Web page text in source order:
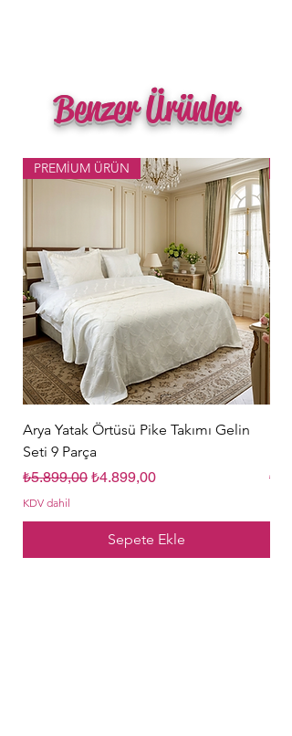
Benzer Ürünler
PREMİUM ÜRÜN
Arya Yatak Örtüsü Pike Takımı Gelin
Seti 9 Parça
Normal Fiyat
₺5.899,00 İndirimli Fiyat
₺4.899,00
KDV dahil
Sepete Ekle